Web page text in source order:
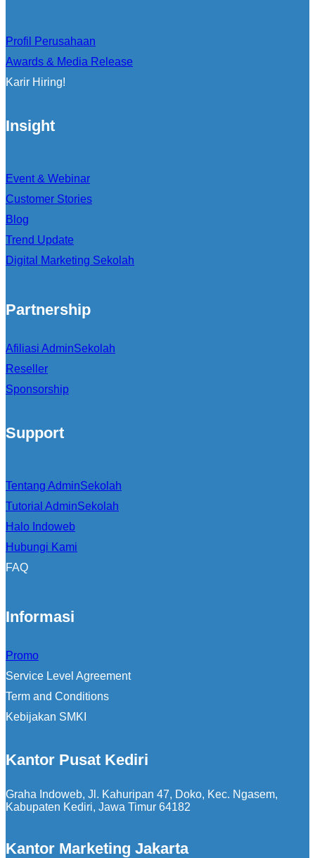
Profil Perusahaan
Awards & Media Release
Karir Hiring!
Insight
Event & Webinar
Customer Stories
Blog
Trend Update
Digital Marketing Sekolah
Partnership
Afiliasi AdminSekolah
Reseller
Sponsorship
Support
Tentang AdminSekolah
Tutorial AdminSekolah
Halo Indoweb
Hubungi Kami
FAQ
Informasi
Promo
Service Level Agreement
Term and Conditions
Kebijakan SMKI
Kantor Pusat Kediri
Graha Indoweb, Jl. Kahuripan 47, Doko, Kec. Ngasem,
Kabupaten Kediri, Jawa Timur 64182
Kantor Marketing Jakarta